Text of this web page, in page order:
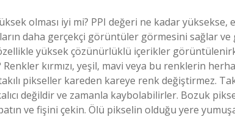
olması iyi mi? PPI değeri ne kadar
daha gerçekçi görüntüler görmesini sağlar
yüksek çözünürlüklü içerikler
kırmızı, yeşil, mavi veya bu renklerin
pikseller kareden kareye renk değiştirmez.
değildir ve zamanla kaybolabilirler. Bozuk
ve fişini çekin. Ölü pikselin olduğu yere